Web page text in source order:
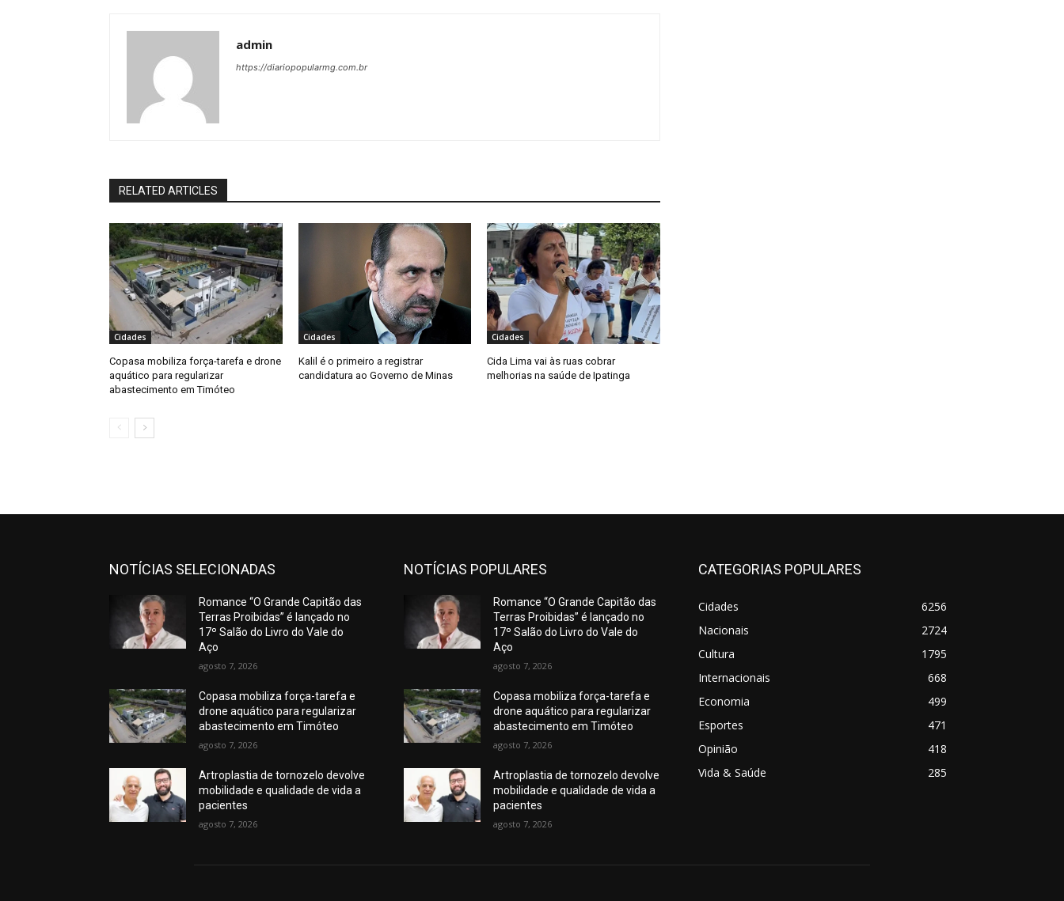
admin
https://diariopopularmg.com.br
RELATED ARTICLES
Cidades
Copasa mobiliza força-tarefa e drone
aquático para regularizar
abastecimento em Timóteo
Cidades
Kalil é o primeiro a registrar
candidatura ao Governo de Minas
Cidades
Cida Lima vai às ruas cobrar
melhorias na saúde de Ipatinga
NOTÍCIAS SELECIONADAS
Romance “O Grande Capitão das
Terras Proibidas” é lançado no
17º Salão do Livro do Vale do
Aço
agosto 7, 2026
Copasa mobiliza força-tarefa e
drone aquático para regularizar
abastecimento em Timóteo
agosto 7, 2026
Artroplastia de tornozelo devolve
mobilidade e qualidade de vida a
pacientes
agosto 7, 2026
NOTÍCIAS POPULARES
Romance “O Grande Capitão das
Terras Proibidas” é lançado no
17º Salão do Livro do Vale do
Aço
agosto 7, 2026
Copasa mobiliza força-tarefa e
drone aquático para regularizar
abastecimento em Timóteo
agosto 7, 2026
Artroplastia de tornozelo devolve
mobilidade e qualidade de vida a
pacientes
agosto 7, 2026
CATEGORIAS POPULARES
Cidades
6256
Nacionais
2724
Cultura
1795
Internacionais
668
Economia
499
Esportes
471
Opinião
418
Vida & Saúde
285